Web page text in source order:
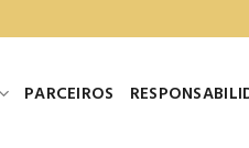
PARCEIROS